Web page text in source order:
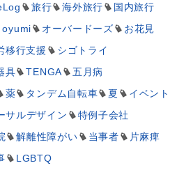
旅行 海外旅行
国内旅行
oyumi オーバードーズ
お花見
移行支援
シゴトライ
具 TENGA
五月病
薬 タンデム自転車 夏
イベント
サルデザイン
特例子会社
解離性障がい 当事者
片麻痺
LGBTQ